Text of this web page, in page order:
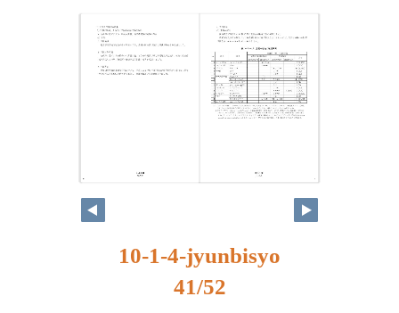
42
41
10-1-4-jyunbisyo
41/52